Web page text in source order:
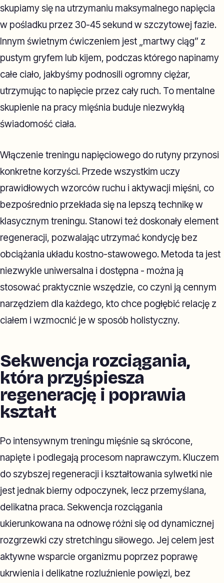
skupiamy się na utrzymaniu maksymalnego napięcia
w pośladku przez 30-45 sekund w szczytowej fazie.
Innym świetnym ćwiczeniem jest „martwy ciąg” z
pustym gryfem lub kijem, podczas którego napinamy
całe ciało, jakbyśmy podnosili ogromny ciężar,
utrzymując to napięcie przez cały ruch. To mentalne
skupienie na pracy mięśnia buduje niezwykłą
świadomość ciała.
Włączenie treningu napięciowego do rutyny przynosi
konkretne korzyści. Przede wszystkim uczy
prawidłowych wzorców ruchu i aktywacji mięśni, co
bezpośrednio przekłada się na lepszą technikę w
klasycznym treningu. Stanowi też doskonały element
regeneracji, pozwalając utrzymać kondycję bez
obciążania układu kostno-stawowego. Metoda ta jest
niezwykle uniwersalna i dostępna - można ją
stosować praktycznie wszędzie, co czyni ją cennym
narzędziem dla każdego, kto chce pogłębić relację z
ciałem i wzmocnić je w sposób holistyczny.
Sekwencja rozciągania,
która przyśpiesza
regenerację i poprawia
kształt
Po intensywnym treningu mięśnie są skrócone,
napięte i podlegają procesom naprawczym. Kluczem
do szybszej regeneracji i kształtowania sylwetki nie
jest jednak bierny odpoczynek, lecz przemyślana,
delikatna praca. Sekwencja rozciągania
ukierunkowana na odnowę różni się od dynamicznej
rozgrzewki czy stretchingu siłowego. Jej celem jest
aktywne wsparcie organizmu poprzez poprawę
ukrwienia i delikatne rozluźnienie powięzi, bez